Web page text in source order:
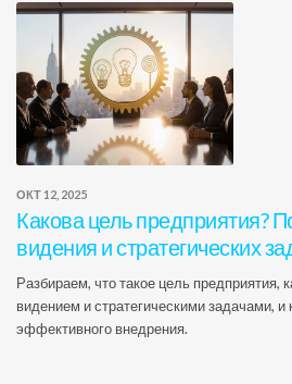
ОКТ 12, 2025
Какова цель предприятия?
видения и стратегических
Разбираем, что такое цель предприятия,
видением и стратегическими задачами,
эффективного внедрения.